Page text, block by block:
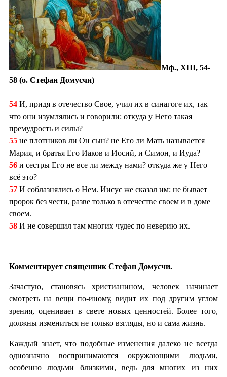
Мф., XIII, 54-
58 (о. Стефан Домусчи)
54 И, придя в отечество Свое, учил их в синагоге их, так
что они изумлялись и говорили: откуда у Него такая
премудрость и силы?
55 не плотников ли Он сын? не Его ли Мать называется
Мария, и братья Его Иаков и Иосий, и Симон, и Иуда?
56 и сестры Его не все ли между нами? откуда же у Него
всё это?
57 И соблазнялись о Нем. Иисус же сказал им: не бывает
пророк без чести, разве только в отечестве своем и в доме
своем.
58 И не совершил там многих чудес по неверию их.
Комментирует священник Стефан Домусчи.
Зачастую, становясь христианином, человек начинает
смотреть на вещи по-иному, видит их под другим углом
зрения, оценивает в свете новых ценностей. Более того,
должны измениться не только взгляды, но и сама жизнь.
Каждый знает, что подобные изменения далеко не всегда
однозначно воспринимаются окружающими людьми,
особенно людьми близкими, ведь для многих из них